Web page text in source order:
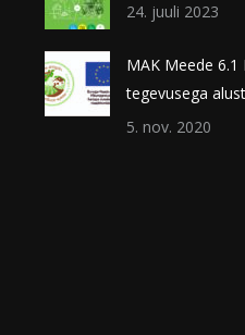
24. juuli 2023
MAK Meede
tegevusega
5. nov. 2020